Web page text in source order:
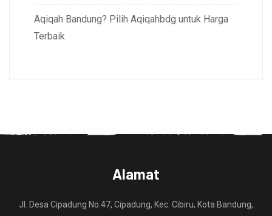
Aqiqah Bandung? Pilih Aqiqahbdg untuk Harga
Terbaik
Alamat
Jl. Desa Cipadung No.47, Cipadung, Kec. Cibiru, Kota Bandung,